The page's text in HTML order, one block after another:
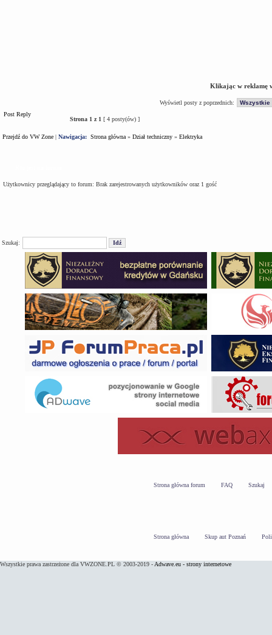
Klikając w reklamę
Wyświetl posty z poprzednich:
Post Reply
Strona 1 z 1 [ 4 posty(ów) ]
Przejdź do VW Zone | Nawigacja: Strona główna » Dział techniczny » Elektryka
Użytkownicy przeglądający to forum: Brak zarejestrowanych użytkowników oraz 1 gość
Szukaj:
Strona główna forum FAQ Szukaj
Strona główna Skup aut Poznań
Wszystkie prawa zastrzeżone dla VWZONE.PL © 2003-2019 - Adwave.eu - strony internetowe